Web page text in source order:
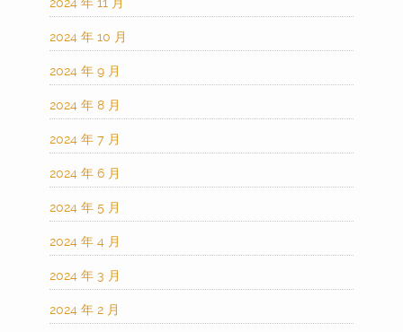
2024 年 10 月
2024 年 9 月
2024 年 8 月
2024 年 7 月
2024 年 6 月
2024 年 5 月
2024 年 4 月
2024 年 3 月
2024 年 2 月